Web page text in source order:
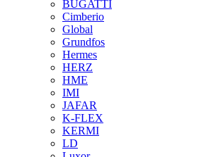
BUGATTI
Cimberio
Global
Grundfos
Hermes
HERZ
HME
IMI
JAFAR
K-FLEX
KERMI
LD